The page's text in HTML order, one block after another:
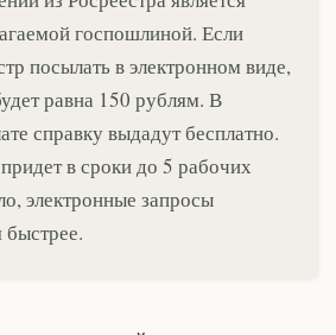
госпошлиной. Если
посылать в электронном виде,
равна 150 рублям. В
справку выдадут бесплатно.
в сроки до 5 рабочих
электронные запросы